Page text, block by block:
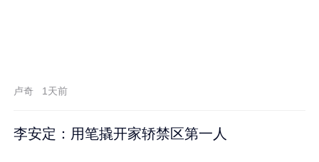
卢奇 1天前
李安定：用笔撬开家轿禁区第一人